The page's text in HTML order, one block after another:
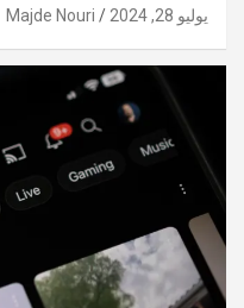
يوليو 28, 2024 Majde Nouri